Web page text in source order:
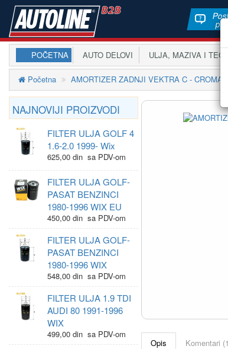
POČETNA AUTO DELOVI ULJA, MAZIVA I
Početna AMORTIZER ZADNJI VEKTRA C - CROMA
NAJNOVIJI PROIZVODI
FILTER ULJA GOLF 4
1.6-2.0 1999- Wix
625,00 din sa PDV-om
FILTER ULJA GOLF-
PASAT BENZINCI
1980-1996 WIX EU
450,00 din sa PDV-om
FILTER ULJA GOLF-
PASAT BENZINCI
1980-1996 WIX
548,00 din sa PDV-om
FILTER ULJA 1.9 TDI
AUDI 80 1991-1996
WIX
499,00 din sa PDV-om
Opis Komentari